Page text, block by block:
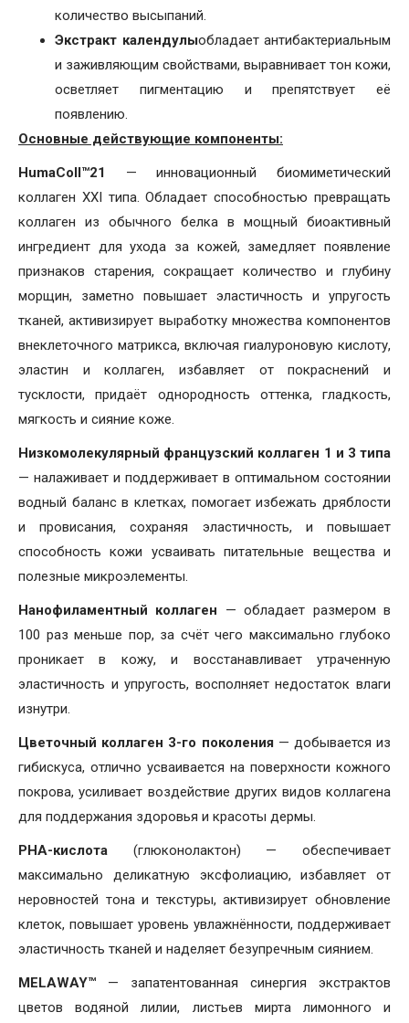
количество высыпаний.
Экстракт календулыобладает антибактериальным
и заживляющим свойствами, выравнивает тон кожи,
осветляет пигментацию и препятствует её
появлению.
Основные действующие компоненты:
HumaColl™21
— инновационный биомиметический
коллаген XXI типа. Обладает способностью превращать
коллаген из обычного белка в мощный биоактивный
ингредиент для ухода за кожей, замедляет появление
признаков старения, сокращает количество и глубину
морщин, заметно повышает эластичность и упругость
тканей, активизирует выработку множества компонентов
внеклеточного матрикса, включая гиалуроновую кислоту,
эластин и коллаген, избавляет от покраснений и
тусклости, придаёт однородность оттенка, гладкость,
мягкость и сияние коже.
Низкомолекулярный французский коллаген 1 и 3 типа
— налаживает и поддерживает в оптимальном состоянии
водный баланс в клетках, помогает избежать дряблости
и провисания, сохраняя эластичность, и повышает
способность кожи усваивать питательные вещества и
полезные микроэлементы.
Нанофиламентный коллаген — обладает размером в
100 раз меньше пор, за счёт чего максимально глубоко
проникает в кожу, и восстанавливает утраченную
эластичность и упругость, восполняет недостаток влаги
изнутри.
Цветочный коллаген 3-го поколения — добывается из
гибискуса, отлично усваивается на поверхности кожного
покрова, усиливает воздействие других видов коллагена
для поддержания здоровья и красоты дермы.
РНА-кислота (глюконолактон) — обеспечивает
максимально деликатную эксфолиацию, избавляет от
неровностей тона и текстуры, активизирует обновление
клеток, повышает уровень увлажнённости, поддерживает
эластичность тканей и наделяет безупречным сиянием.
MELAWAY™ — запатентованная синергия экстрактов
цветов водяной лилии, листьев мирта лимонного и